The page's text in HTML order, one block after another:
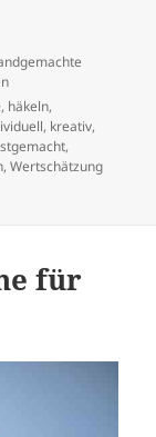
, häkeln,
, kreativ,
,
,Wertschätzung
für